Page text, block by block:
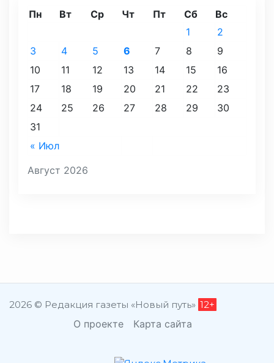
Август 2026
Пн Вт Ср Чт Пт Сб Вс
« Июл
1
2
3
4 5 6 7 8
9
10
11 12 13 14 15
16
17
18 19 20 21 22
23
24
25 26 27 28 29
30
31
2026 © Редакция газеты «Новый путь» 12+
О проекте Карта сайта